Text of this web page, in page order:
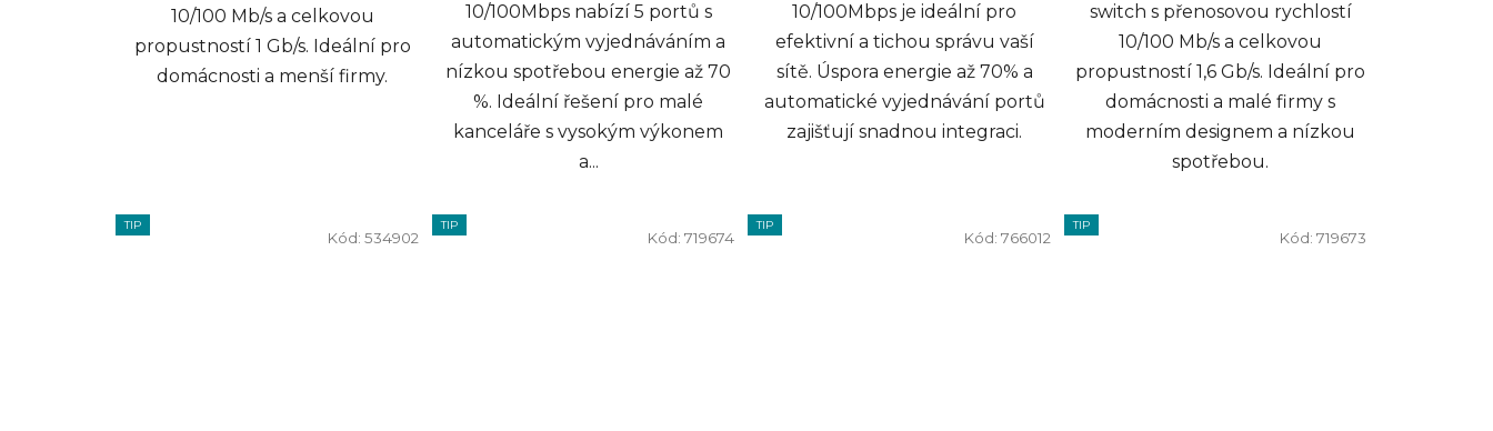
10/100 Mb/s a celkovou
propustností 1 Gb/s. Ideální pro
domácnosti a menší firmy.
10/100Mbps nabízí 5 portů s
automatickým vyjednáváním a
nízkou spotřebou energie až 70
%. Ideální řešení pro malé
kanceláře s vysokým výkonem
a...
10/100Mbps je ideální pro
efektivní a tichou správu vaší
sítě. Úspora energie až 70% a
automatické vyjednávání portů
zajišťují snadnou integraci.
switch s přenosovou rychlostí
10/100 Mb/s a celkovou
propustností 1,6 Gb/s. Ideální pro
domácnosti a malé firmy s
moderním designem a nízkou
spotřebou.
TIP
Kód: 534902
TIP
Kód: 719674
TIP
Kód: 766012
TIP
Kód: 719673